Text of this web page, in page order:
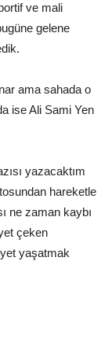
ve mali
gelene
ama sahada o
ise Ali Sami Yen
yazacaktım
hareketle
ne zaman kaybı
çeken
yaşatmak